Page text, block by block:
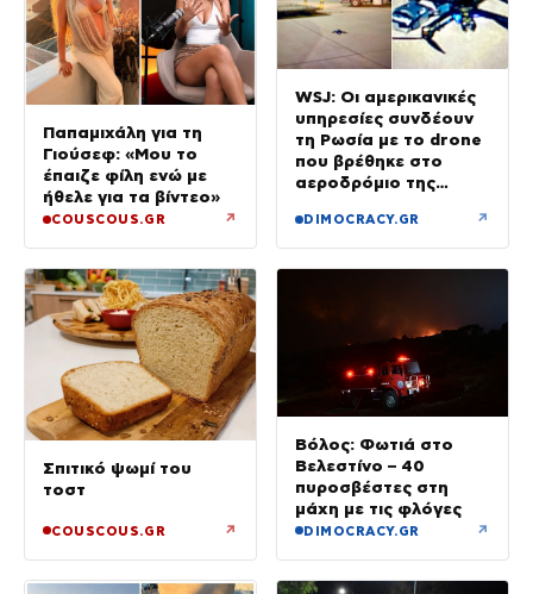
Παπαμιχάλη για τη
Γιούσεφ: «Μου το
έπαιζε φίλη ενώ με
ήθελε για τα βίντεο»
COUSCOUS.GR ↗
WSJ: Οι αμερικανικές
υπηρεσίες συνδέουν
τη Ρωσία με το drone
που βρέθηκε στο
αεροδρόμιο της
DIMOCRACY.GR ↗
Σπιτικό ψωμί του
τοστ
COUSCOUS.GR ↗
Βόλος: Φωτιά στο
Βελεστίνο – 40
πυροσβέστες στη
μάχη με τις φλόγες
DIMOCRACY.GR ↗